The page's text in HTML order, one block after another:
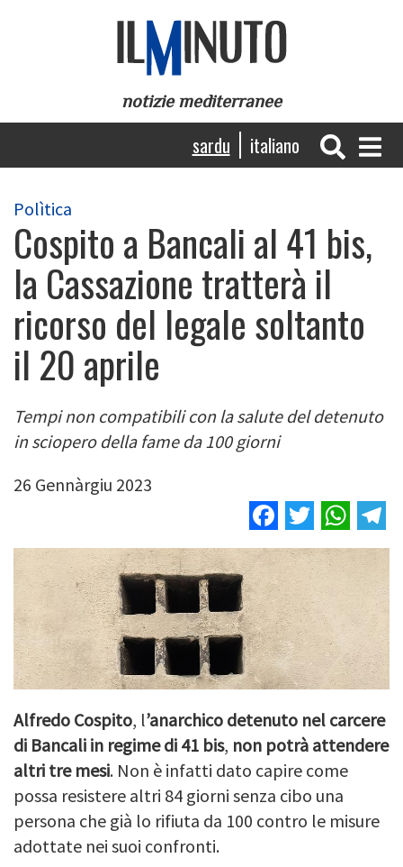
notizie mediterranee
Navigazione
principale
sardu italiano
Polìtica
Cospito a Bancali al 41 bis,
la Cassazione tratterà il
ricorso del legale soltanto
il 20 aprile
Tempi non compatibili con la salute del detenuto
in sciopero della fame da 100 giorni
26 Gennàrgiu 2023
Facebook
Twitter
Alfredo Cospito, l’anarchico detenuto nel carcere
di Bancali in regime di 41 bis, non potrà attendere
altri tre mesi. Non è infatti dato capire come
possa resistere altri 84 giorni senza cibo una
persona che già lo rifiuta da 100 contro le misure
adottate nei suoi confronti.